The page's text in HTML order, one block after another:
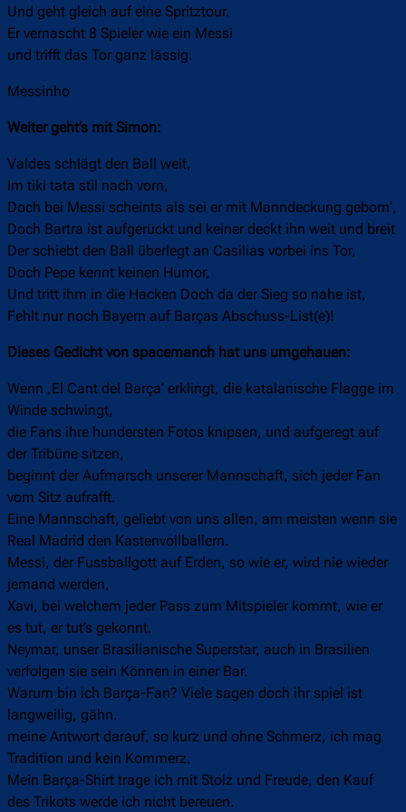
Und geht gleich auf eine Spritztour.
Er vernascht 8 Spieler wie ein Messi
und trifft das Tor ganz lässig.
Messinho
Weiter geht’s mit Simon:
Valdes schlägt den Ball weit,
Im tiki tata stil nach vorn,
Doch bei Messi scheints als sei er mit Manndeckung geborn‘,
Doch Bartra ist aufgerückt und keiner deckt ihn weit und breit
Der schiebt den Ball überlegt an Casilias vorbei ins Tor,
Doch Pepe kennt keinen Humor,
Und tritt ihm in die Hacken Doch da der Sieg so nahe ist,
Fehlt nur noch Bayern auf Barças Abschuss-List(e)!
Dieses Gedicht von spacemanch hat uns umgehauen:
Wenn ,El Cant del Barça‘ erklingt, die katalanische Flagge im
Winde schwingt,
die Fans ihre hundersten Fotos knipsen, und aufgeregt auf
der Tribüne sitzen,
beginnt der Aufmarsch unserer Mannschaft, sich jeder Fan
vom Sitz aufrafft.
Eine Mannschaft, geliebt von uns allen, am meisten wenn sie
Real Madrid den Kastenvollballern.
Messi, der Fussballgott auf Erden, so wie er, wird nie wieder
jemand werden,
Xavi, bei welchem jeder Pass zum Mitspieler kommt, wie er
es tut, er tut’s gekonnt.
Neymar, unser Brasilianische Superstar, auch in Brasilien
verfolgen sie sein Können in einer Bar.
Warum bin ich Barça-Fan? Viele sagen doch ihr spiel ist
langweilig, gähn.
meine Antwort darauf, so kurz und ohne Schmerz, ich mag
Tradition und kein Kommerz.
Mein Barça-Shirt trage ich mit Stolz und Freude, den Kauf
des Trikots werde ich nicht bereuen.